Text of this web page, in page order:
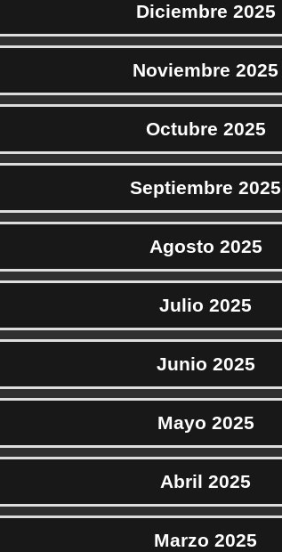
Diciembre 2025
Noviembre 2025
Octubre 2025
Septiembre 2025
Agosto 2025
Julio 2025
Junio 2025
Mayo 2025
Abril 2025
Marzo 2025